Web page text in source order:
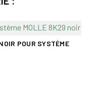
POUR SYSTÈME